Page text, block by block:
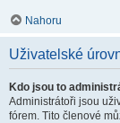
Nahoru
Uživatelské
Kdo jsou to
Administrátoři jsou
fórem. Tito členové